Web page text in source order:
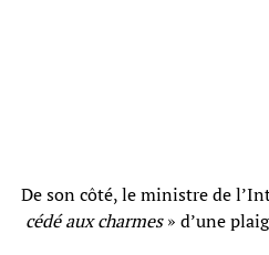
De son côté, le ministre de
cédé aux charmes» d’une